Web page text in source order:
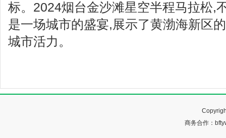
标。2024烟台金沙滩星空半程马拉松,
是一场城市的盛宴,展示了黄渤海新区
城市活力。
商务合作：